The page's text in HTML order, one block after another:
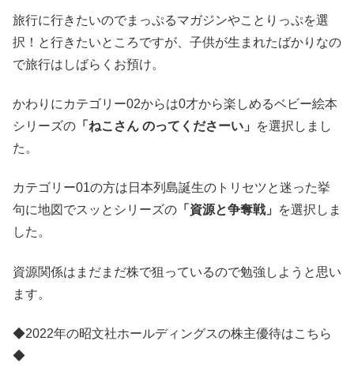
旅行に行きたいのでまっぷるマガジンやことりっぷを選
択！と行きたいところですが、子供が生まれたばかりなの
で旅行はしばらくお預け。
かわりにカテゴリー02からは0才から楽しめるベビー絵本
シリーズの 「ねこさん のってくださーい」
を選択しまし
た。
カテゴリー01の方は日本列島誕生のトリセツと迷った挙
句に地図でスッとシリーズの 「資源と争奪戦」
を選択しま
した。
資源関係はまだまだ株で狙っているので勉強しようと思い
ます。
◆2022年の昭文社ホールディングスの株主優待はこちら
◆